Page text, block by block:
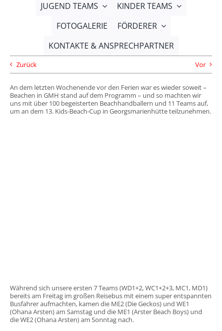
JUGEND TEAMS
KINDER TEAMS
FOTOGALERIE
FÖRDERER
KONTAKTE & ANSPRECHPARTNER
Zurück Vor
An dem letzten Wochenende vor den Ferien war es wieder soweit –
Beachen in GMH stand auf dem Programm – und so machten wir
uns mit über 100 begeisterten Beachhandballern und 11 Teams auf,
um an dem 13. Kids-Beach-Cup in Georgsmarienhütte teilzunehmen.
Während sich unsere ersten 7 Teams (WD1+2, WC1+2+3, MC1, MD1)
bereits am Freitag im großen Reisebus mit einem super entspannten
Busfahrer aufmachten, kamen die ME2 (Die Geckos) und WE1
(Ohana Arsten) am Samstag und die ME1 (Arster Beach Boys) und
die WE2 (Ohana Arsten) am Sonntag nach.